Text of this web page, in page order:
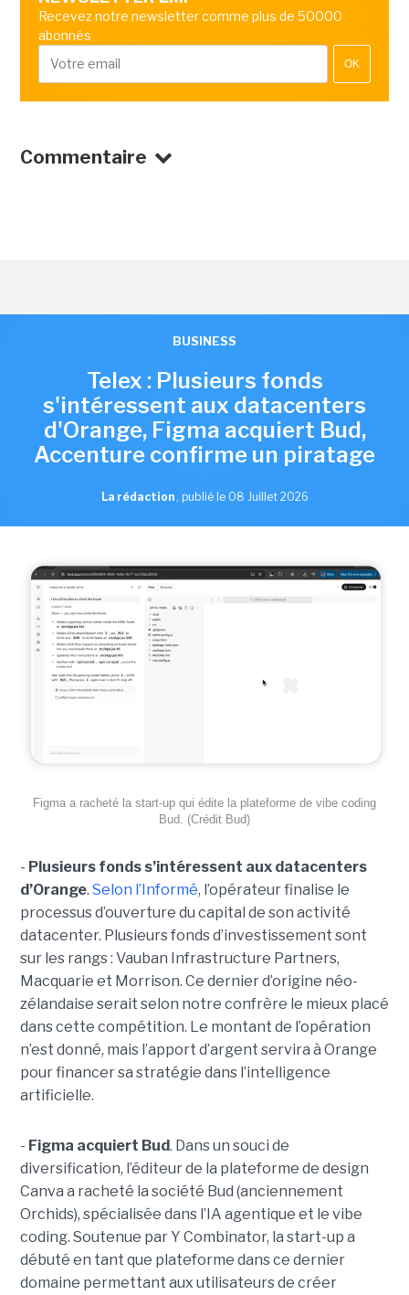
Recevez notre newsletter comme plus de 50000
abonnés
OK
Commentaire
BUSINESS
Telex : Plusieurs fonds
s'intéressent aux datacenters
d'Orange, Figma acquiert Bud,
Accenture confirme un piratage
La rédaction , publié le 08 Juillet 2026
Figma a racheté la start-up qui édite la plateforme de vibe coding
Bud. (Crédit Bud)
- Plusieurs fonds s’intéressent aux datacenters
d’Orange. Selon l’Informé, l’opérateur finalise le
processus d’ouverture du capital de son activité
datacenter. Plusieurs fonds d’investissement sont
sur les rangs : Vauban Infrastructure Partners,
Macquarie et Morrison. Ce dernier d’origine néo-
zélandaise serait selon notre confrère le mieux placé
dans cette compétition. Le montant de l’opération
n’est donné, mais l’apport d’argent servira à Orange
pour financer sa stratégie dans l’intelligence
artificielle.
- Figma acquiert Bud. Dans un souci de
diversification, l’éditeur de la plateforme de design
Canva a racheté la société Bud (anciennement
Orchids), spécialisée dans l’IA agentique et le vibe
coding. Soutenue par Y Combinator, la start-up a
débuté en tant que plateforme dans ce dernier
domaine permettant aux utilisateurs de créer